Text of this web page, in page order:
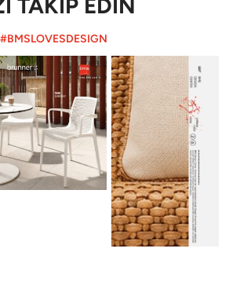
TAKİP EDİN
#BMSLOVESDESIGN